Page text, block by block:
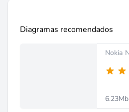
Diagramas recomendados
Nokia
6.23Mb